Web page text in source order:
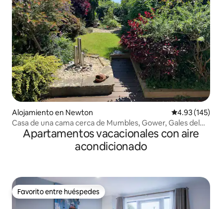
Alojamiento en Newton Calificación
4.93 (145)
Casa de una cama cerca de Mumbles, Gower, Gales del
Apartamentos vacacionales con aire
acondicionado
Favorito entre huéspedes
Favorito entre huéspedes